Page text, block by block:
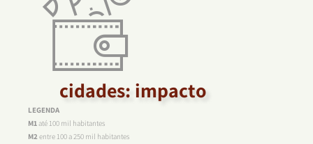
cidades: impacto
LEGENDA
M1até 100 mil habitantes
M2entre 100 a 250 mil habitantes